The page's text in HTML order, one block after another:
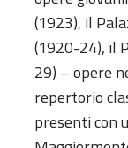
(1923), il
(1920-24), il
29) – opere
repertorio
presenti con